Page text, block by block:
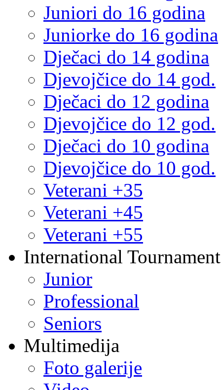
Juniori do 16 godina
Juniorke do 16 godina
Dječaci do 14 godina
Djevojčice do 14 god.
Dječaci do 12 godina
Djevojčice do 12 god.
Dječaci do 10 godina
Djevojčice do 10 god.
Veterani +35
Veterani +45
Veterani +55
International
Junior
Professional
Seniors
Multimedija
Foto galerije